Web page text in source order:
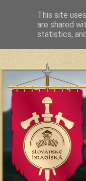
Slavic Hillforts and
This site
are shared
statistics,